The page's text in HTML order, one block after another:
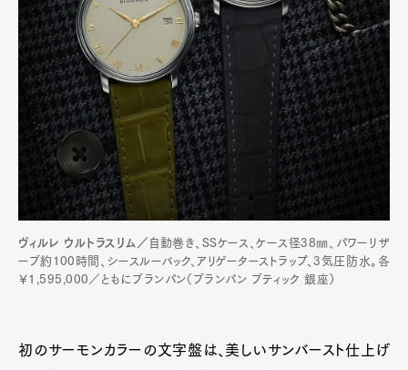
ヴィルレ ウルトラスリム／ 自動巻き、SSケース、ケース径38㎜、パワーリザ
ーブ約100時間、シースルーバック、アリゲーターストラップ、3気圧防水。各
￥1,595,000／ともにブランパン（ブランパン ブティック 銀座）
初のサーモンカラーの文字盤は、美しいサンバースト仕上げ